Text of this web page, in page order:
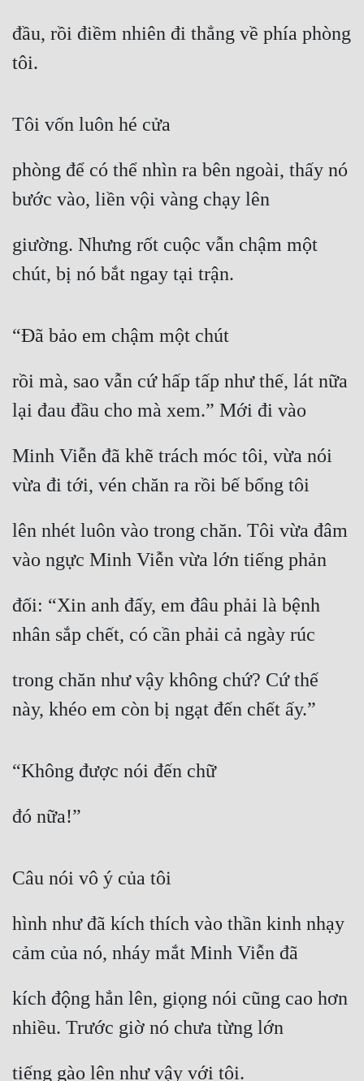
đầu, rồi điềm nhiên đi thẳng về phía phòng
tôi.
Tôi vốn luôn hé cửa
phòng để có thể nhìn ra bên ngoài, thấy nó
bước vào, liền vội vàng chạy lên
giường. Nhưng rốt cuộc vẫn chậm một
chút, bị nó bắt ngay tại trận.
“Đã bảo em chậm một chút
rồi mà, sao vẫn cứ hấp tấp như thế, lát nữa
lại đau đầu cho mà xem.” Mới đi vào
Minh Viễn đã khẽ trách móc tôi, vừa nói
vừa đi tới, vén chăn ra rồi bế bổng tôi
lên nhét luôn vào trong chăn. Tôi vừa đâm
vào ngực Minh Viễn vừa lớn tiếng phản
đối: “Xin anh đấy, em đâu phải là bệnh
nhân sắp chết, có cần phải cả ngày rúc
trong chăn như vậy không chứ? Cứ thế
này, khéo em còn bị ngạt đến chết ấy.”
“Không được nói đến chữ
đó nữa!”
Câu nói vô ý của tôi
hình như đã kích thích vào thần kinh nhạy
cảm của nó, nháy mắt Minh Viễn đã
kích động hẳn lên, giọng nói cũng cao hơn
nhiều. Trước giờ nó chưa từng lớn
tiếng gào lên như vậy với tôi.